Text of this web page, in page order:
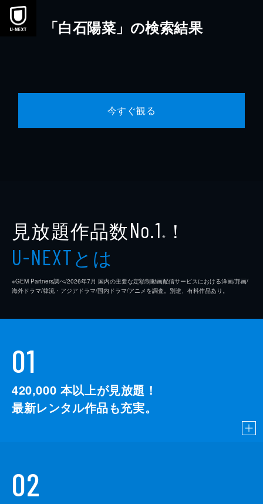
本文へスキップ
「白石陽菜」の検索結果
今すぐ観る
見放題作品数No.1 ※ ！
U-NEXTとは
※GEM Partners調べ/2026年7⽉ 国内の主要な定額制動画配信サービスにおける洋画/邦画/
海外ドラマ/韓流・アジアドラマ/国内ドラマ/アニメを調査。別途、有料作品あり。
01
420,000 本以上が見放題！
最新レンタル作品も充実。
02